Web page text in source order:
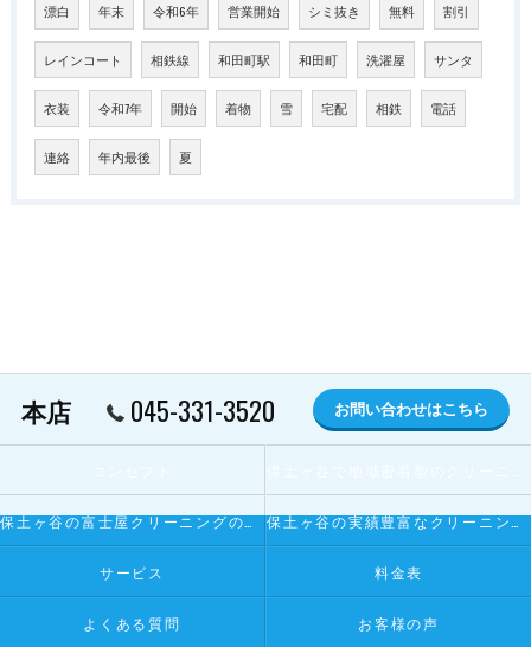
漂白 年末 令和6年 営業開始 シミ抜き 無料 割引
レインコート 相鉄線 和田町駅 和田町 洗濯屋 サンタ
衣装 令和7年 開始 着物 雪 宅配 相鉄 電話
連絡 年内最後 夏
本店 045-331-3520 お問い合わせはこちら
保土ヶ谷の富士屋クリーニングの寄せられるお客様の声 保土ヶ谷の実績豊富なクリーニング屋
サービス 料金表
よくある質問 お客様の声